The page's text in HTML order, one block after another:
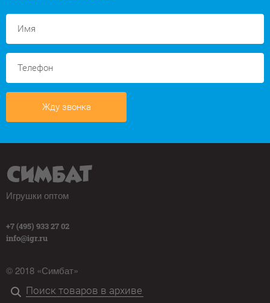
Жду звонка
Игрушки оптом
+7 (495) 933 27 02
info@igr.ru
© 2018 «Симбат»